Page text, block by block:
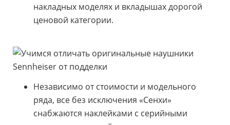
накладных моделях и вкладышах дорогой
ценовой категории.
Независимо от стоимости и модельного
ряда, все без исключения «Сенхи»
снабжаются наклейками с серийными